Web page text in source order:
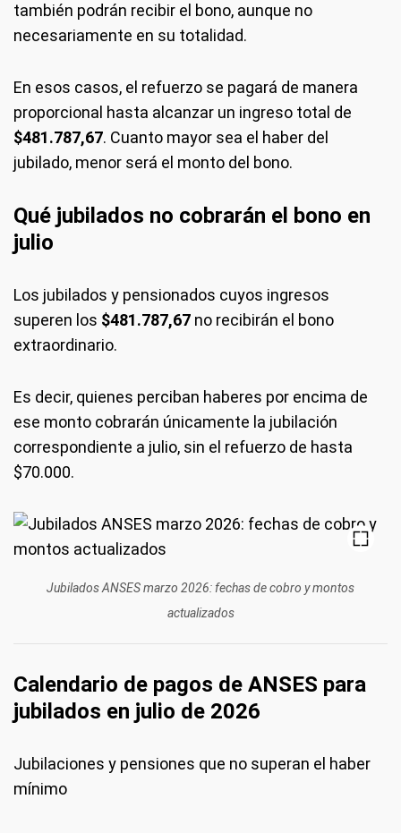
también podrán recibir el bono, aunque no
necesariamente en su totalidad.
En esos casos, el refuerzo se pagará de manera
proporcional hasta alcanzar un ingreso total de
$481.787,67. Cuanto mayor sea el haber del
jubilado, menor será el monto del bono.
Qué jubilados no cobrarán el bono en
julio
Los jubilados y pensionados cuyos ingresos
superen los $481.787,67 no recibirán el bono
extraordinario.
Es decir, quienes perciban haberes por encima de
ese monto cobrarán únicamente la jubilación
correspondiente a julio, sin el refuerzo de hasta
$70.000.
Jubilados ANSES marzo 2026: fechas de cobro y montos
actualizados
Calendario de pagos de ANSES para
jubilados en julio de 2026
Jubilaciones y pensiones que no superan el haber
mínimo